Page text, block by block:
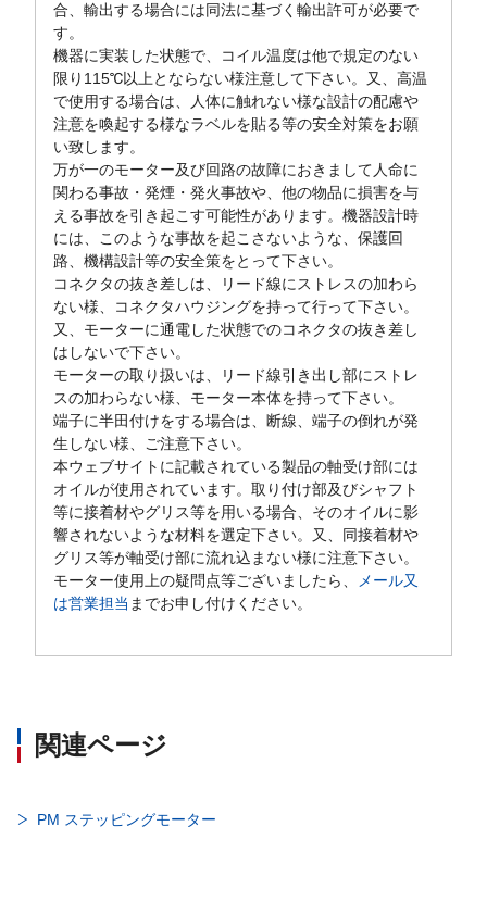
合、輸出する場合には同法に基づく輸出許可が必要で
す。
機器に実装した状態で、コイル温度は他で規定のない
限り115℃以上とならない様注意して下さい。又、高温
で使用する場合は、人体に触れない様な設計の配慮や
注意を喚起する様なラベルを貼る等の安全対策をお願
い致します。
万が一のモーター及び回路の故障におきまして人命に
関わる事故・発煙・発火事故や、他の物品に損害を与
える事故を引き起こす可能性があります。機器設計時
には、このような事故を起こさないような、保護回
路、機構設計等の安全策をとって下さい。
コネクタの抜き差しは、リード線にストレスの加わら
ない様、コネクタハウジングを持って行って下さい。
又、モーターに通電した状態でのコネクタの抜き差し
はしないで下さい。
モーターの取り扱いは、リード線引き出し部にストレ
スの加わらない様、モーター本体を持って下さい。
端子に半田付けをする場合は、断線、端子の倒れが発
生しない様、ご注意下さい。
本ウェブサイトに記載されている製品の軸受け部には
オイルが使用されています。取り付け部及びシャフト
等に接着材やグリス等を用いる場合、そのオイルに影
響されないような材料を選定下さい。又、同接着材や
グリス等が軸受け部に流れ込まない様に注意下さい。
モーター使用上の疑問点等ございましたら、
メール又
は営業担当 までお申し付けください。
関連ページ
PM ステッピングモーター